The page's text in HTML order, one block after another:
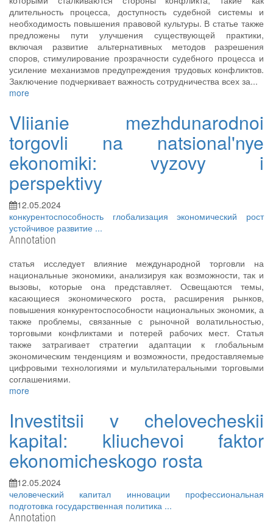
длительность процесса, доступность судебной системы и
необходимость повышения правовой культуры. В статье также
предложены пути улучшения существующей практики,
включая развитие альтернативных методов разрешения
споров, стимулирование прозрачности судебного процесса и
усиление механизмов предупреждения трудовых конфликтов.
Заключение подчеркивает важность сотрудничества всех за...
more
Vliianie mezhdunarodnoi
torgovli na natsional'nye
ekonomiki: vyzovy i
perspektivy
12.05.2024
конкурентоспособность глобализацияэкономический рост
устойчивое развитие ...
Annotation
статья исследует влияние международной торговли на
национальные экономики, анализируя как возможности, так и
вызовы, которые она представляет. Освещаются темы,
касающиеся экономического роста, расширения рынков,
повышения конкурентоспособности национальных экономик, а
также проблемы, связанные с рыночной волатильностью,
торговыми конфликтами и потерей рабочих мест. Статья
также затрагивает стратегии адаптации к глобальным
экономическим тенденциям и возможности, предоставляемые
цифровыми технологиями и мультилатеральными торговыми
соглашениями.
more
Investitsii v chelovecheskii
kapital: kliuchevoi faktor
ekonomicheskogo rosta
12.05.2024
человеческий капитал инновации профессиональная
подготовка государственная политика ...
Annotation